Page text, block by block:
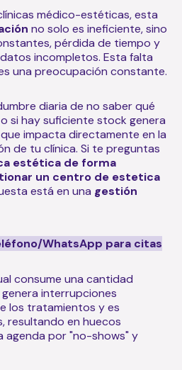
médico-estéticas, esta
no solo es ineficiente, sino
pérdida de tiempo y
incompletos. Esta falta
una preocupación constante.
diaria de no saber qué
si hay suficiente stock genera
impacta directamente en la
de tu clínica. Si te preguntas
estética de forma
un centro de estetica
está en una gestión
WhatsApp para citas
consume una cantidad
interrupciones
los tratamientos y es
resultando en huecos
agenda por "no-shows" y